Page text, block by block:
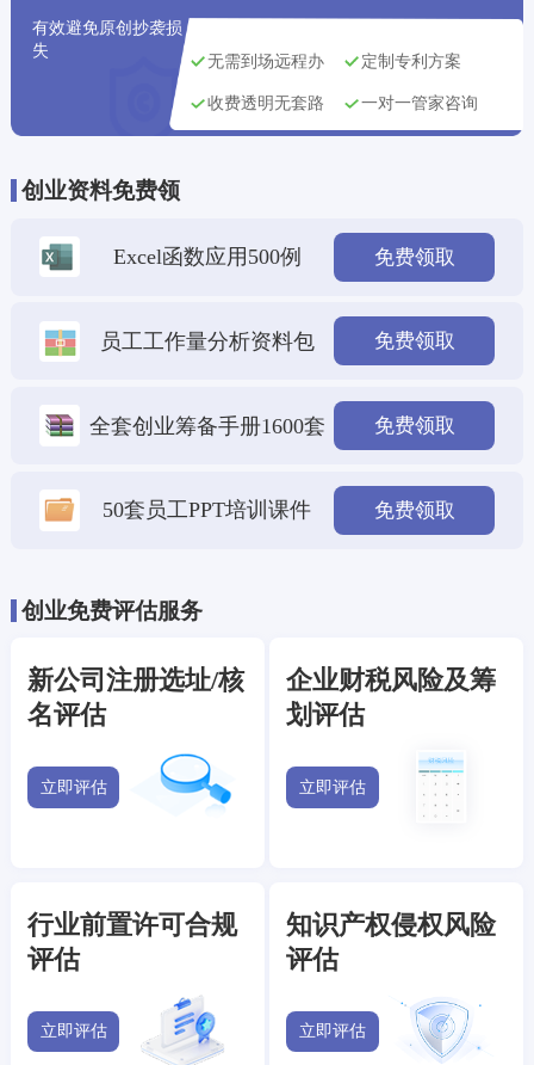
有效避免原创抄袭损
失
无需到场远程办 定制专利方案
收费透明无套路 一对一管家咨询
创业资料免费领
Excel函数应用500例 免费领取
员工工作量分析资料包 免费领取
全套创业筹备手册1600套 免费领取
50套员工PPT培训课件 免费领取
创业免费评估服务
新公司注册选址/核
名评估
立即评估
企业财税风险及筹
划评估
立即评估
行业前置许可合规
评估
立即评估
知识产权侵权风险
评估
立即评估